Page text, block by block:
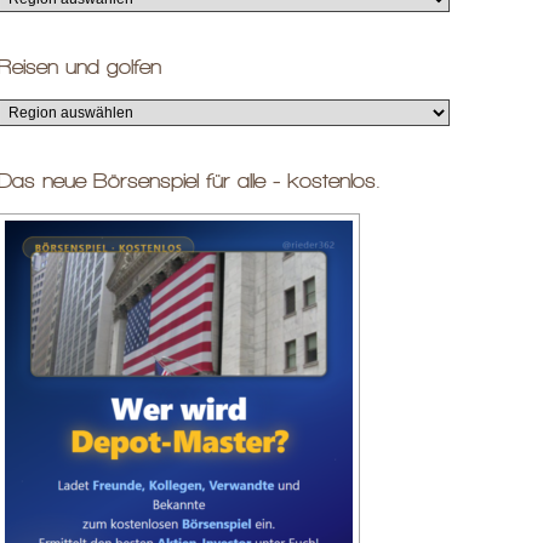
und golfen
neue Börsenspiel für alle - kostenlos.